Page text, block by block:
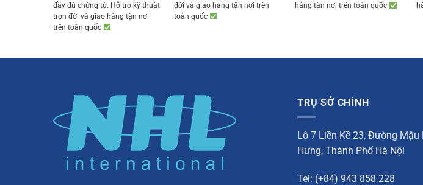
đầy đủ chứng từ. Hỗ trợ kỹ thuật
trọn đời và giao hàng tận nơi
trên toàn quốc
đời và giao hàng tận nơi trên
toàn quốc
hàng tận nơi trên toàn quốc
TRỤ SỞ CHÍNH
Lô 7 Liền Kề 23, Đường
Hưng, Thành Phố Hà Nội
Tel: (+84) 943 858 228